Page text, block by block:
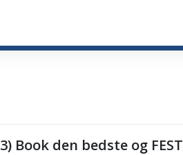
3) Book den bedste og FEST